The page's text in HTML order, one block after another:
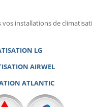
vos installations de
LG
AIRWEL
ATLANTIC